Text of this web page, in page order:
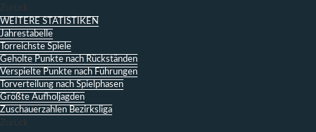
Zurück
WEITERE STATISTIKEN
Jahrestabelle
Torreichste Spiele
Geholte Punkte nach Rückständen
Verspielte Punkte nach Führungen
Torverteilung nach Spielphasen
Größte Aufholjagden
Zuschauerzahlen Bezirksliga
Zurück